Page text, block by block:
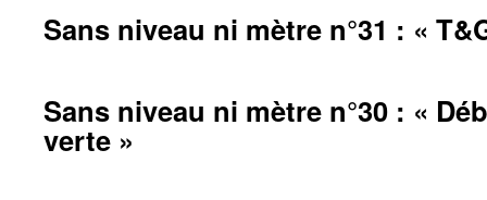
Sans niveau ni mètre n°31 : «
Sans niveau ni mètre n°30 : «
verte »